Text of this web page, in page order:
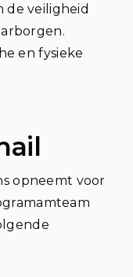
de veiligheid
en fysieke
opneemt voor